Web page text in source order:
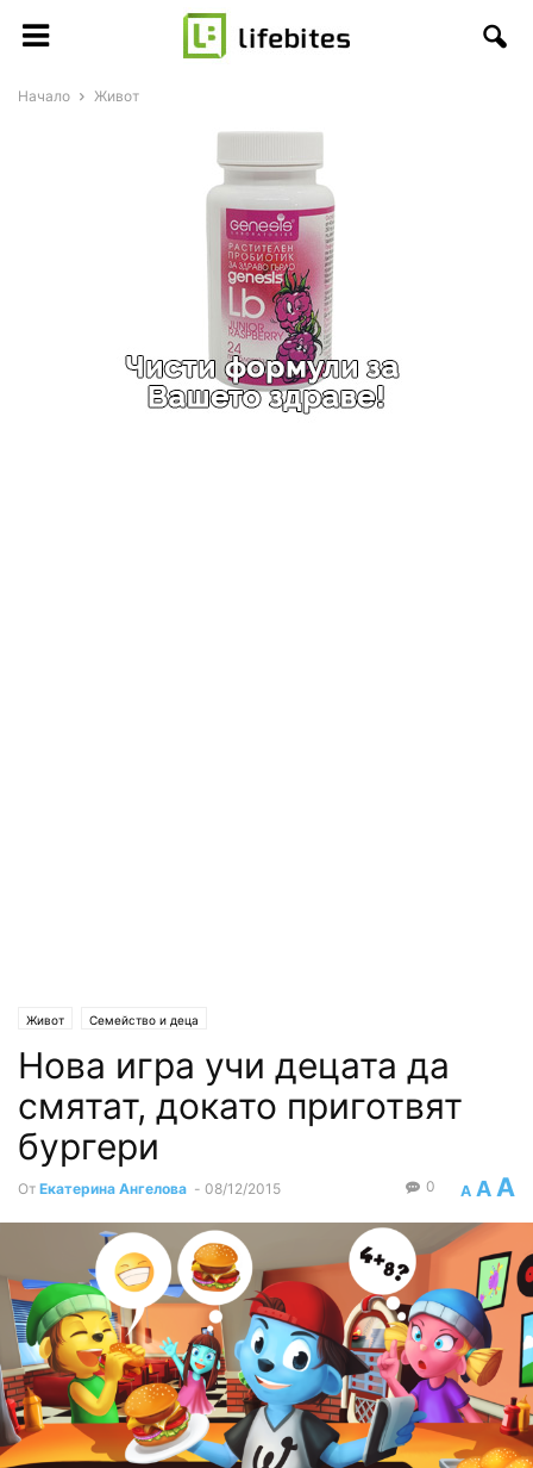
Начало Живот
Живот Семейство и деца
Нова игра учи децата да
смятат, докато приготвят
бургери
От Екатерина Ангелова - 08/12/2015 A A A
0